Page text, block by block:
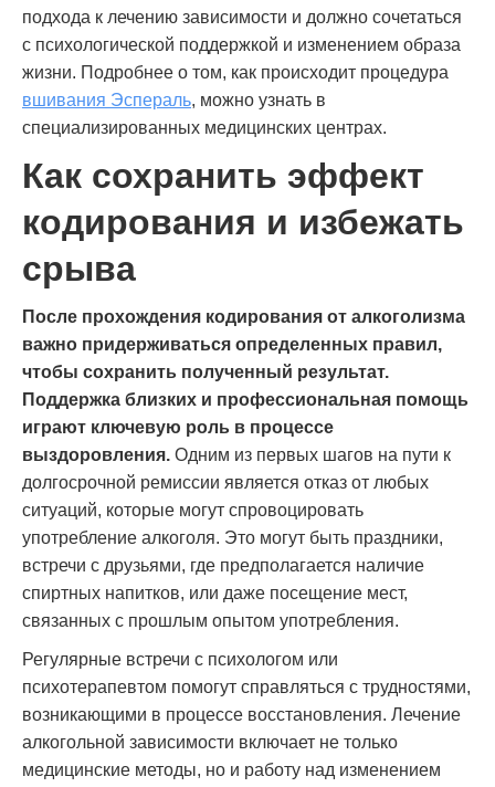
подхода к лечению зависимости и должно сочетаться
с психологической поддержкой и изменением образа
жизни. Подробнее о том, как происходит процедура
вшивания Эспераль, можно узнать в
специализированных медицинских центрах.
Как сохранить эффект
кодирования и избежать
срыва
После прохождения кодирования от алкоголизма
важно придерживаться определенных правил,
чтобы сохранить полученный результат.
Поддержка близких и профессиональная помощь
играют ключевую роль в процессе
выздоровления. Одним из первых шагов на пути к
долгосрочной ремиссии является отказ от любых
ситуаций, которые могут спровоцировать
употребление алкоголя. Это могут быть праздники,
встречи с друзьями, где предполагается наличие
спиртных напитков, или даже посещение мест,
связанных с прошлым опытом употребления.
Регулярные встречи с психологом или
психотерапевтом помогут справляться с трудностями,
возникающими в процессе восстановления. Лечение
алкогольной зависимости включает не только
медицинские методы, но и работу над изменением